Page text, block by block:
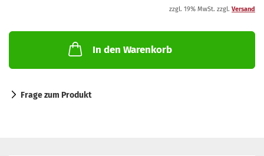
zzgl. 19% MwSt. zzgl. Versand
In den Warenkorb
Frage zum Produkt